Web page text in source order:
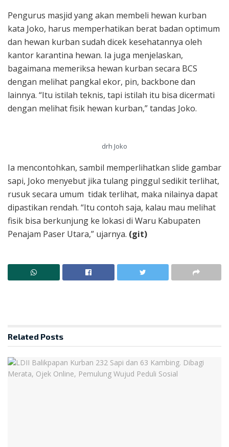
Pengurus masjid yang akan membeli hewan kurban
kata Joko, harus memperhatikan berat badan optimum
dan hewan kurban sudah dicek kesehatannya oleh
kantor karantina hewan. Ia juga menjelaskan,
bagaimana memeriksa hewan kurban secara BCS
dengan melihat pangkal ekor, pin, backbone dan
lainnya. “Itu istilah teknis, tapi istilah itu bisa dicermati
dengan melihat fisik hewan kurban,” tandas Joko.
drh Joko
Ia mencontohkan, sambil memperlihatkan slide gambar
sapi, Joko menyebut jika tulang pinggul sedikit terlihat,
rusuk secara umum tidak terlihat, maka nilainya dapat
dipastikan rendah. “Itu contoh saja, kalau mau melihat
fisik bisa berkunjung ke lokasi di Waru Kabupaten
Penajam Paser Utara,” ujarnya. (git)
Related Posts